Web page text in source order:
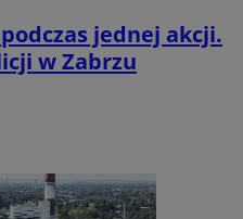
jednej akcji.
w Zabrzu